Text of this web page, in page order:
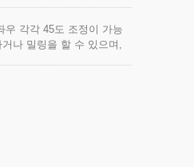
우 각각 45도 조정이 가능
나 밀링을 할 수 있으며,